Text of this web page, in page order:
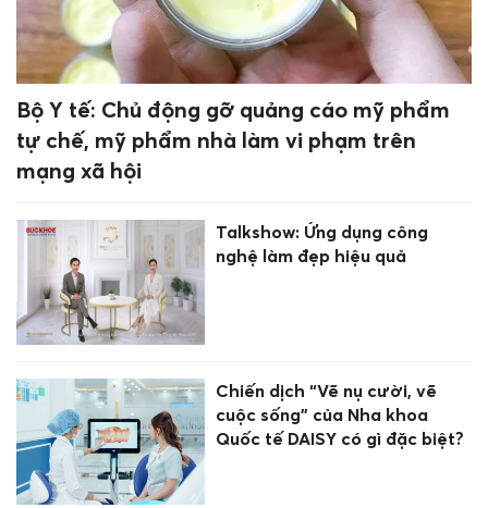
Bộ Y tế: Chủ động gỡ quảng cáo mỹ phẩm
tự chế, mỹ phẩm nhà làm vi phạm trên
mạng xã hội
Talkshow: Ứng dụng công
nghệ làm đẹp hiệu quả
Chiến dịch “Vẽ nụ cười, vẽ
cuộc sống” của Nha khoa
Quốc tế DAISY có gì đặc biệt?